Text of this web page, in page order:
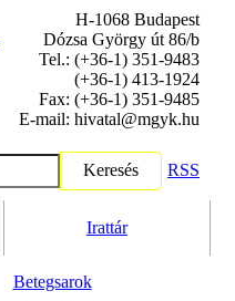
H-1068 Budapest
Dózsa György út 86/b
Tel.: (+36-1) 351-9483
(+36-1) 413-1924
Fax: (+36-1) 351-9485
E-mail: hivatal@mgyk.hu
Keresés RSS
Irattár
Betegsarok